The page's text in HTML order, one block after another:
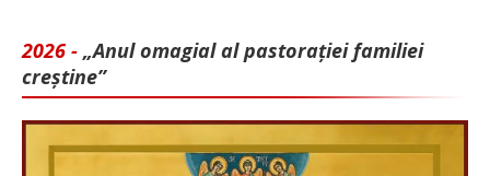
2026 - „Anul omagial al pastorației familiei
creștine”